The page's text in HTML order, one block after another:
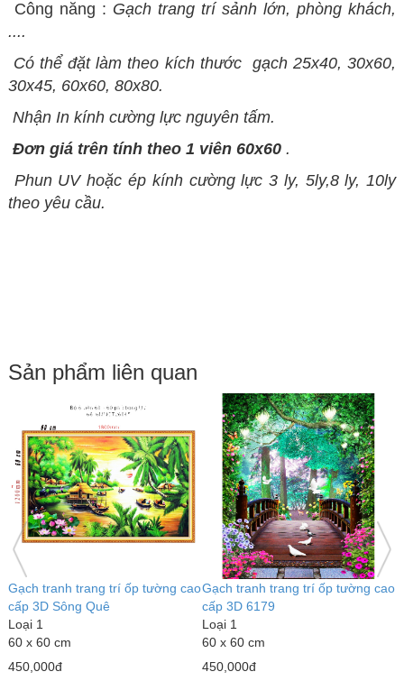
Công năng : Gạch trang trí sảnh lớn, phòng khách,
....
Có thể đặt làm theo kích thước gạch 25x40, 30x60,
30x45, 60x60, 80x80.
Nhận In kính cường lực nguyên tấm.
Đơn giá trên tính theo 1 viên 60x60.
Phun UV hoặc ép kính cường lực 3 ly, 5ly,8 ly, 10ly
theo yêu cầu.
Sản phẩm liên quan
Gạch tranh trang trí ốp tường cao
cấp 3D Sông Quê
Loại 1
60 x 60 cm
450,000đ
Gạch tranh trang trí ốp tường cao
cấp 3D 6179
Loại 1
60 x 60 cm
450,000đ